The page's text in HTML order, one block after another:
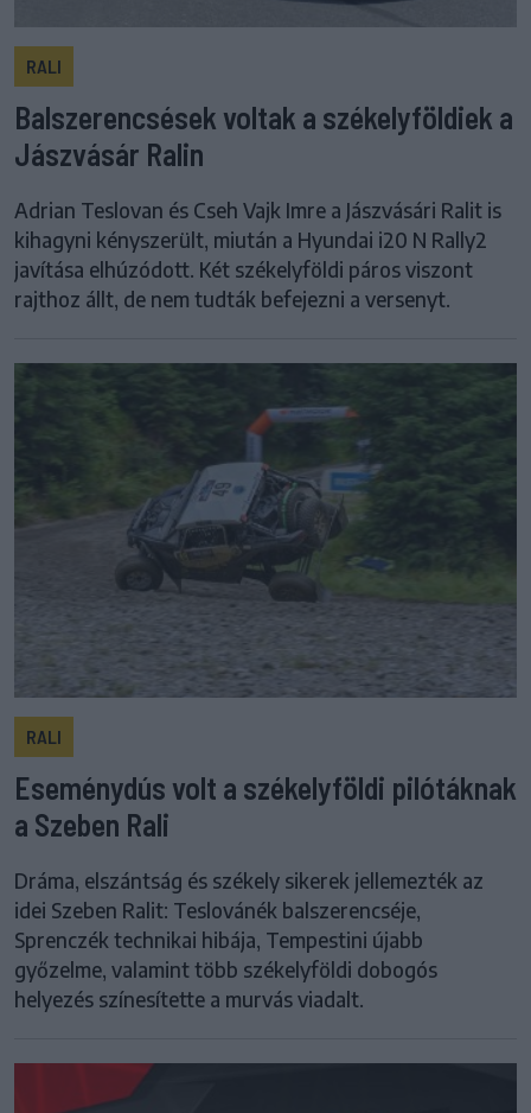
RALI
Balszerencsések voltak a székelyföldiek a
Jászvásár Ralin
Adrian Teslovan és Cseh Vajk Imre a Jászvásári Ralit is
kihagyni kényszerült, miután a Hyundai i20 N Rally2
javítása elhúzódott. Két székelyföldi páros viszont
rajthoz állt, de nem tudták befejezni a versenyt.
RALI
Eseménydús volt a székelyföldi pilótáknak
a Szeben Rali
Dráma, elszántság és székely sikerek jellemezték az
idei Szeben Ralit: Teslovánék balszerencséje,
Sprenczék technikai hibája, Tempestini újabb
győzelme, valamint több székelyföldi dobogós
helyezés színesítette a murvás viadalt.